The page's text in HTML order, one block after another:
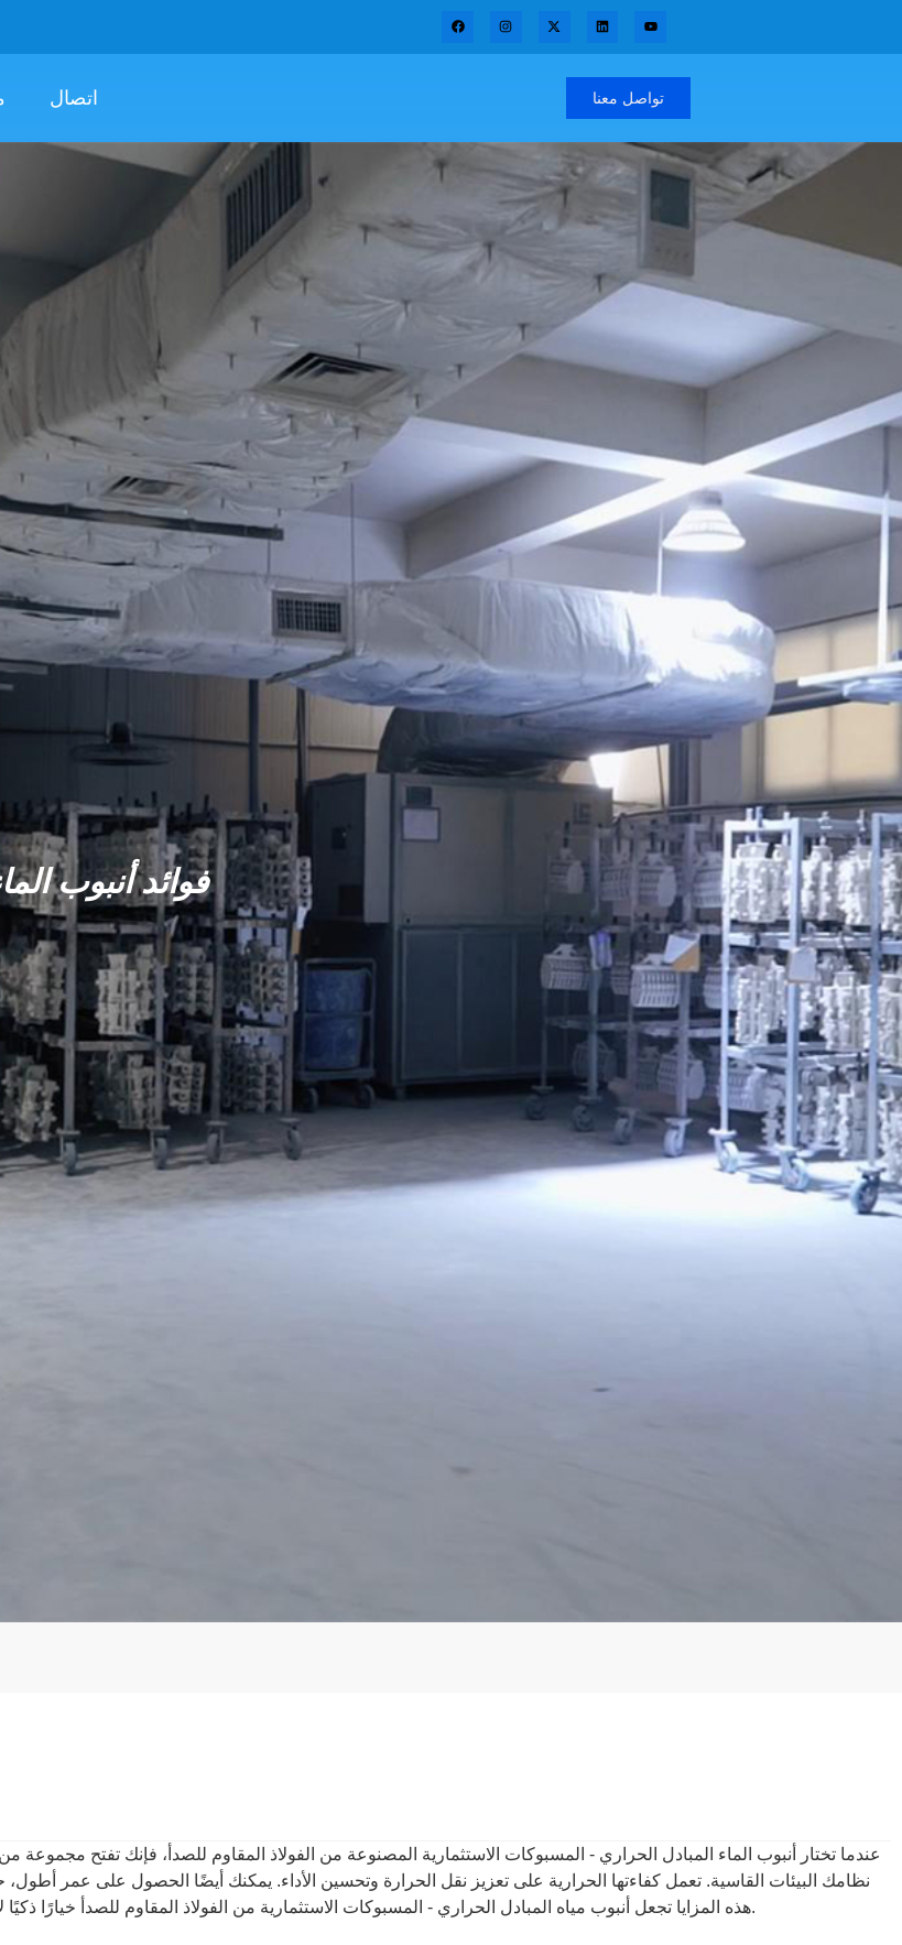
اتصال تواصل معنا
فوائد أنبوب
عندما تختار أنبوب الماء المبادل الحراري - المسبوكات الاستثمارية المصنوعة من الفولاذ المقاوم للصدأ، فإنك تفتح مجموعة
نظامك البيئات القاسية. تعمل كفاءتها الحرارية على تعزيز نقل الحرارة وتحسين الأداء. يمكنك أيضًا الحصول على عمر
هذه المزايا تجعل أنبوب مياه المبادل الحراري - المسبوكات الاستثمارية من الفولاذ المقاوم للصدأ خيارًا ذكيًا لأي شخص يتطلع إلى تحسين موثوقية وكفاءة أنظمة المبادلات الحرارية الخاصة به.